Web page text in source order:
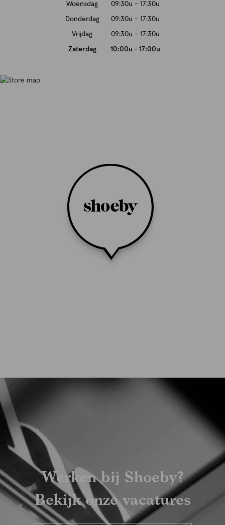
Woensdag 09:30u - 17:30u
Donderdag 09:30u - 17:30u
Vrijdag 09:30u - 17:30u
Zaterdag 10:00u - 17:00u
Werken bij Shoeby?
Bekijk onze vacatures